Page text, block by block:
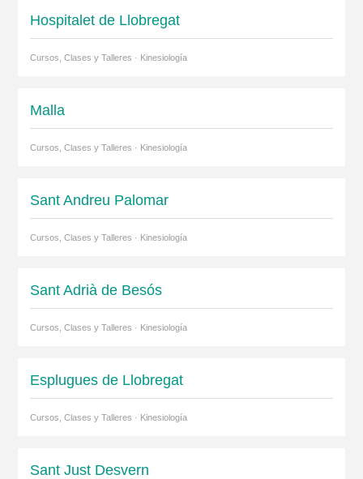
Hospitalet de Llobregat
Cursos, Clases y Talleres · Kinesiología
Malla
Cursos, Clases y Talleres · Kinesiología
Sant Andreu Palomar
Cursos, Clases y Talleres · Kinesiología
Sant Adrià de Besós
Cursos, Clases y Talleres · Kinesiología
Esplugues de Llobregat
Cursos, Clases y Talleres · Kinesiología
Sant Just Desvern